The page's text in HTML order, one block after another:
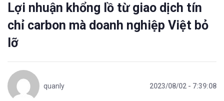
Lợi nhuận khổng lồ từ giao dịch tín
chỉ carbon mà doanh nghiệp Việt bỏ
lỡ
quanly 2023/08/02 - 7:39:08